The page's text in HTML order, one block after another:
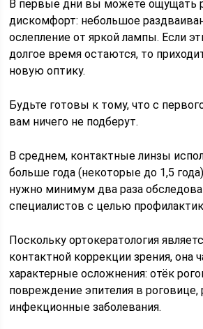
В первые дни вы можете ощущать
дискомфорт: небольшое
ослепление от яркой лампы. Если
долгое время остаются, то
новую оптику.
Будьте готовы к тому, что с
вам ничего не подберут.
В среднем, контактные линзы
больше года (некоторые до 1,5
нужно минимум два раза
специалистов с целью
Поскольку ортокератология
контактной коррекции зрения, она
характерные осложнения: отёк
повреждение эпителия в роговице,
инфекционные заболевания.